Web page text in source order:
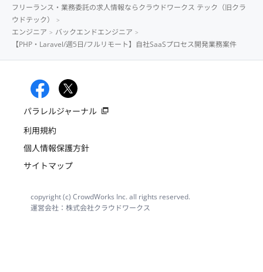
フリーランス・業務委託の求人情報ならクラウドワークス テック（旧クラ
ウドテック）
エンジニア
バックエンドエンジニア
【PHP・Laravel/週5日/フルリモート】自社SaaSプロセス開発業務案件
パラレルジャーナル
利用規約
個人情報保護方針
サイトマップ
copyright (c) CrowdWorks Inc. all rights reserved.
運営会社：株式会社クラウドワークス